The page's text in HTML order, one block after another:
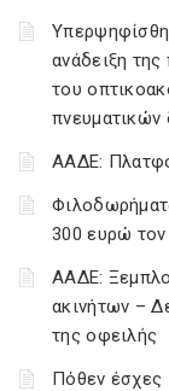
ανάδειξη της
του
πνευματικών
ΑΑΔΕ:
300 ευρώ
ΑΑΔΕ:
ακινήτων –
της οφειλής
Πόθεν έσχες